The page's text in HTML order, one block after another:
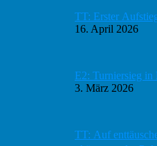
TT: Erster
16. April 2026
E2: Turniersieg in
3. März 2026
TT: Auf